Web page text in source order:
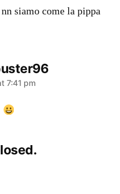
siamo come la pippa
7:41 pm